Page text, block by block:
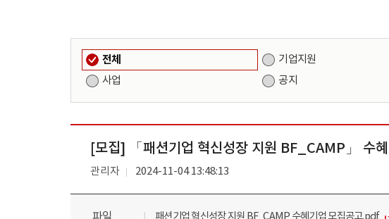
전체 기업지원
사업
공지
[모집] 「패션기업 혁신성장 지원 BF_CAMP」 수
관리자 2024-11-04 13:48:13
패션기업 혁신성장 지원 BF_CAMP 수혜기업 모집공고.pdf